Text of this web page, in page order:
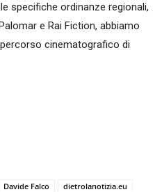
specifiche ordinanze regionali,
e Rai Fiction, abbiamo
cinematografico di
Davide Falco
dietrolanotizia.eu